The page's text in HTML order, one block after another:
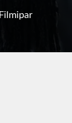
Filmipar